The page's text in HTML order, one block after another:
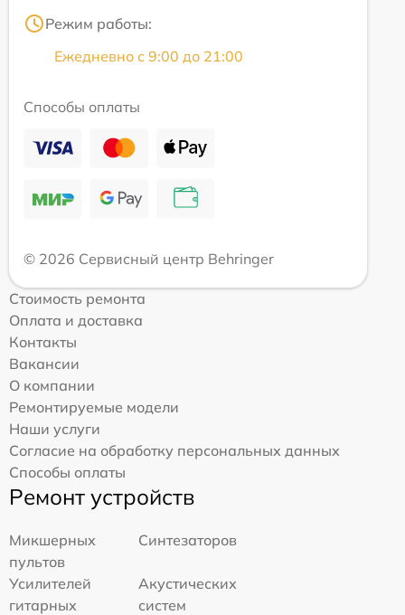
Режим работы:
Ежедневно с 9:00 до 21:00
Способы оплаты
© 2026 Сервисный центр Behringer
Стоимость ремонта
Оплата и доставка
Контакты
Вакансии
О компании
Ремонтируемые модели
Наши услуги
Согласие на обработку персональных данных
Способы оплаты
Ремонт устройств
Микшерных
пультов
Синтезаторов
Усилителей
гитарных
Акустических
систем